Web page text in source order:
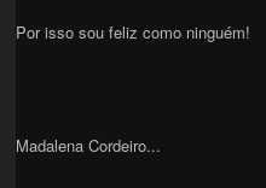
Por isso sou feliz como ninguém!
Madalena Cordeiro...